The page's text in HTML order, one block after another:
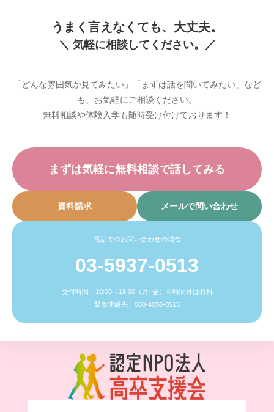
うまく言えなくても、大丈夫。
＼ 気軽に相談してください。／
「どんな雰囲気か見てみたい」「まずは話を聞いてみたい」など
も、お気軽にご相談ください。
無料相談や体験入学も随時受け付けております！
まずは気軽に無料相談で話してみる
資料請求 メールで問い合わせ
電話でのお問い合わせの場合
03-5937-0513
受付時間：10:00～18:00（月~金）※時間外は有料
緊急連絡先：080-4050-0515